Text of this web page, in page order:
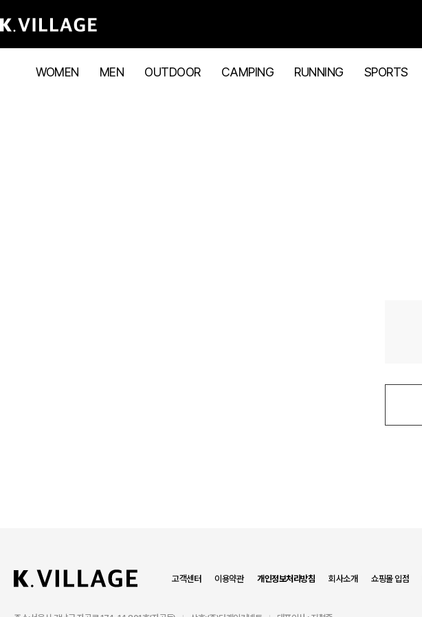
WOMEN MEN OUTDOOR CAMPING RUNNING SPORTS
고객센터 이용약관 개인정보처리방침 회사소개 쇼핑몰 입점